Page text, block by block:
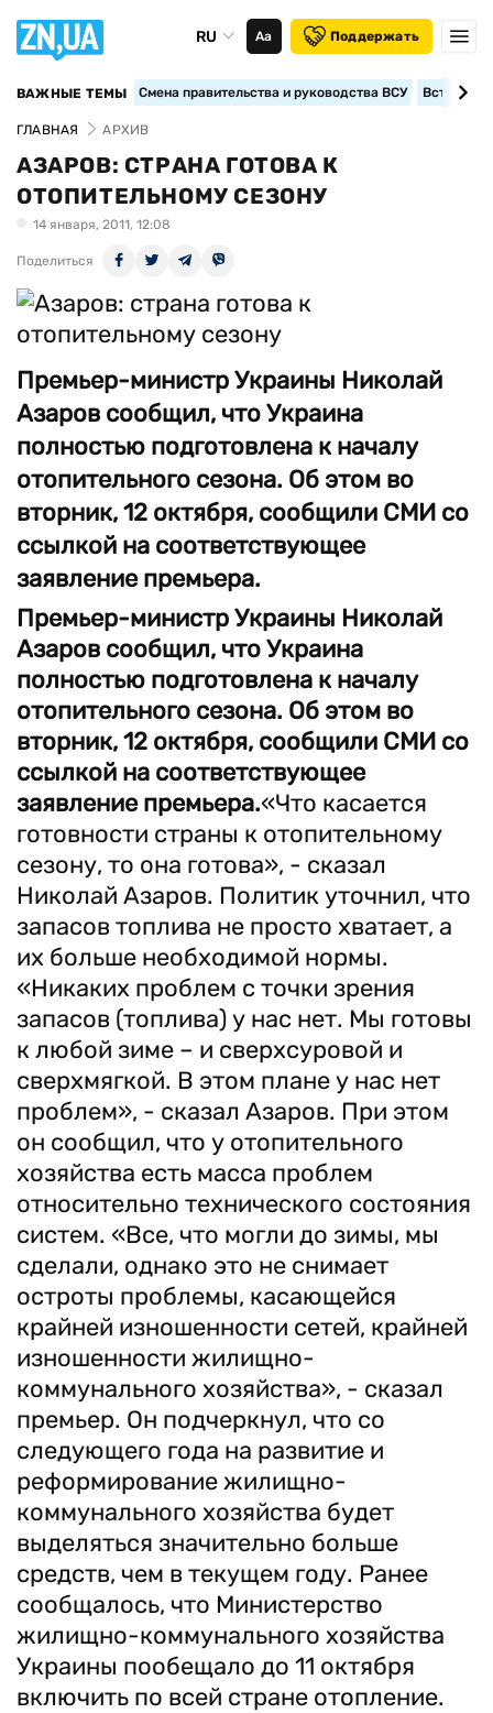
RU Аа Поддержать
ВАЖНЫЕ ТЕМЫ Смена правительства и руководства ВСУ
ГЛАВНАЯ АРХИВ
АЗАРОВ: СТРАНА ГОТОВА К
ОТОПИТЕЛЬНОМУ СЕЗОНУ
14 января, 2011, 12:08
Поделиться
Премьер-министр Украины Николай
Азаров сообщил, что Украина
полностью подготовлена к началу
отопительного сезона. Об этом во
вторник, 12 октября, сообщили СМИ со
ссылкой на соответствующее
заявление премьера.
Премьер-министр Украины Николай
Азаров сообщил, что Украина
полностью подготовлена к началу
отопительного сезона. Об этом во
вторник, 12 октября, сообщили СМИ со
ссылкой на соответствующее
заявление премьера.«Что касается
готовности страны к отопительному
сезону, то она готова», - сказал
Николай Азаров. Политик уточнил, что
запасов топлива не просто хватает, а
их больше необходимой нормы.
«Никаких проблем с точки зрения
запасов (топлива) у нас нет. Мы готовы
к любой зиме – и сверхсуровой и
сверхмягкой. В этом плане у нас нет
проблем», - сказал Азаров. При этом
он сообщил, что у отопительного
хозяйства есть масса проблем
относительно технического состояния
систем. «Все, что могли до зимы, мы
сделали, однако это не снимает
остроты проблемы, касающейся
крайней изношенности сетей, крайней
изношенности жилищно-
коммунального хозяйства», - сказал
премьер. Он подчеркнул, что со
следующего года на развитие и
реформирование жилищно-
коммунального хозяйства будет
выделяться значительно больше
средств, чем в текущем году. Ранее
сообщалось, что Министерство
жилищно-коммунального хозяйства
Украины пообещало до 11 октября
включить по всей стране отопление.